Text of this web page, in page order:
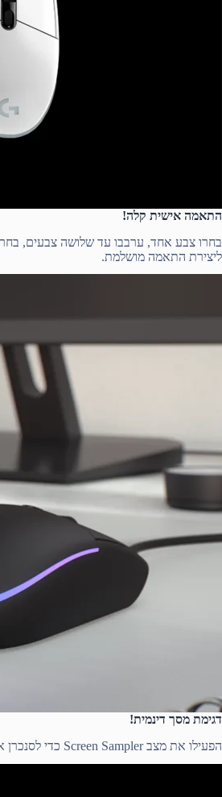
התאמה אישית קלה!
ליצירת התאמה מושלמת.
דגימת מסך דינמית!
הפעילו את מצב Screen Sampler כדי לסנכרן את התאורה עם המסך שלכם, ולגרום לכך שהעכבר ירגיש כחלק מהמשחק עצמו.